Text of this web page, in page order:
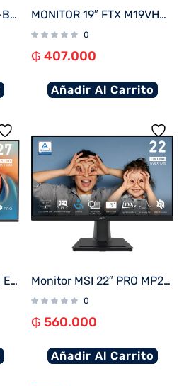
SMARTWATCH FTXR24-BB 53MM NEGRO ANDROID/IOS/BT/FREC. CARD MONITOR 19″ FTX M19VHDBZL HD VGA/HDMI/75HZ/5MS/BIVOLT C/BISEL
0
₲ 407.000
Añadir Al Carrito
Monitor MSI PRO MP271 E14A 27″ 144Hz Full HD IPS Monitor MSI 22″ PRO MP225 100HZ
0
₲ 560.000
Añadir Al Carrito